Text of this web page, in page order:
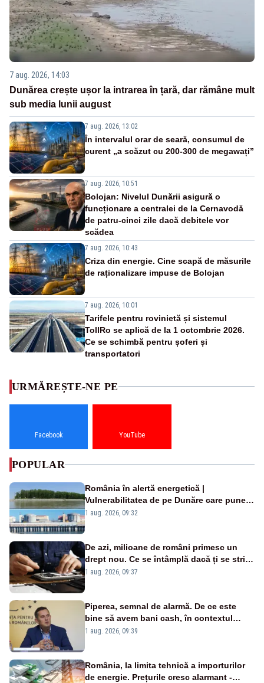
7 aug. 2026, 14:03
Dunărea crește ușor la intrarea în țară, dar rămâne mult
sub media lunii august
7 aug. 2026, 13:02
În intervalul orar de seară, consumul de
curent „a scăzut cu 200-300 de megawați”
7 aug. 2026, 10:51
Bolojan: Nivelul Dunării asigură o
funcționare a centralei de la Cernavodă
de patru-cinci zile dacă debitele vor
scădea
7 aug. 2026, 10:43
Criza din energie. Cine scapă de măsurile
de raționalizare impuse de Bolojan
7 aug. 2026, 10:01
Tarifele pentru rovinietă și sistemul
TollRo se aplică de la 1 octombrie 2026.
Ce se schimbă pentru șoferi și
transportatori
URMĂREȘTE-NE PE
Facebook YouTube
POPULAR
România în alertă energetică |
Vulnerabilitatea de pe Dunăre care pune
în pericol Centrala Cernavodă era
1 aug. 2026, 09:32
De azi, milioane de români primesc un
drept nou. Ce se întâmplă dacă ți se strică
un produs
1 aug. 2026, 09:37
Piperea, semnal de alarmă. De ce este
bine să avem bani cash, în contextul
alertei energetice?
1 aug. 2026, 09:39
România, la limita tehnică a importurilor
de energie. Prețurile cresc alarmant -